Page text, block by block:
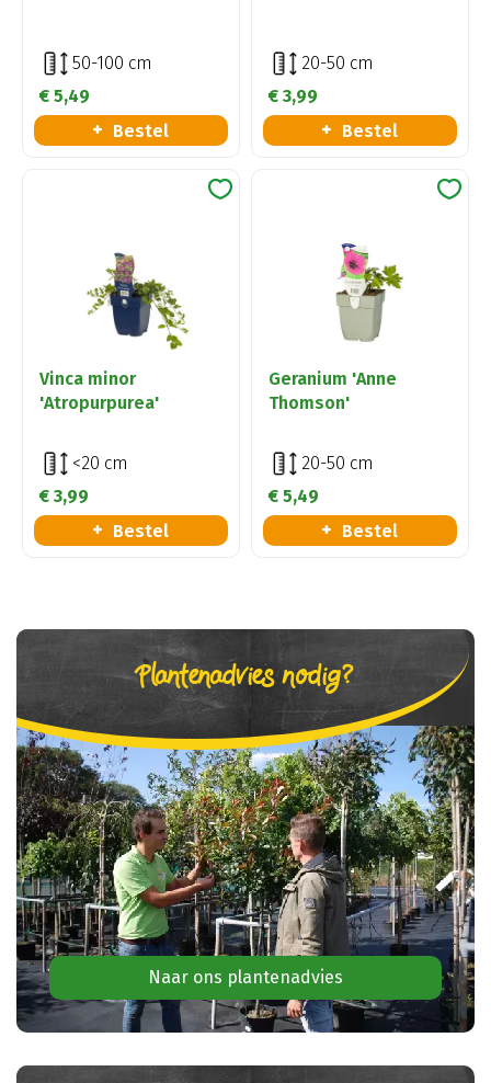
50-100 cm
€ 5,49
Bestel
20-50 cm
€ 3,99
Bestel
Vinca minor
'Atropurpurea'
<20 cm
€ 3,99
Bestel
Geranium 'Anne
Thomson'
20-50 cm
€ 5,49
Bestel
Plantenadvies nodig?
Naar ons plantenadvies